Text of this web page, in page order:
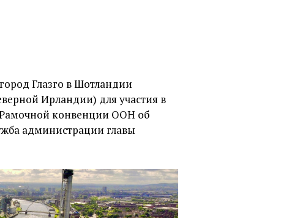
Глазго в Шотландии
Ирландии) для участия в
конвенции ООН об
администрации главы